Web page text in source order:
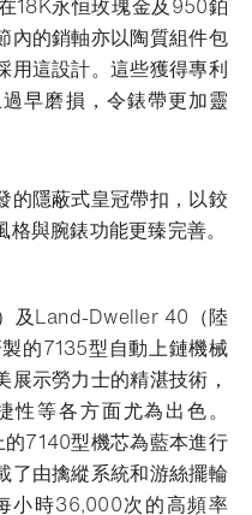
內的銷軸亦以陶質組件包
用這設計。這些獲得專利
早磨損，令錶帶更加靈
的隱蔽式皇冠帶扣，以鉸
與腕錶功能更臻完善。
及Land-Dweller 40（陸
的7135型自動上鏈機械
示勞力士的精湛技術，
等各方面尤為出色。
7140型機芯為藍本進行
了由擒縱系統和游絲擺輪
小時36,000次的高頻率